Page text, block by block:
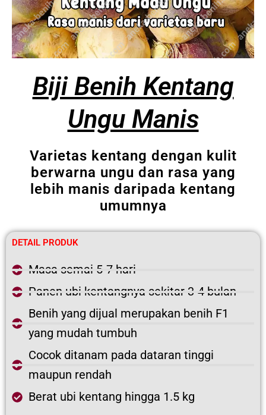
Biji Benih Kentang
Ungu Manis
Varietas kentang dengan kulit
berwarna ungu dan rasa yang
lebih manis daripada kentang
umumnya
DETAIL PRODUK
Masa semai 5-7 hari
Panen ubi kentangnya sekitar 3-4 bulan
Benih yang dijual merupakan benih F1
yang mudah tumbuh
Cocok ditanam pada dataran tinggi
maupun rendah
Berat ubi kentang hingga 1.5 kg